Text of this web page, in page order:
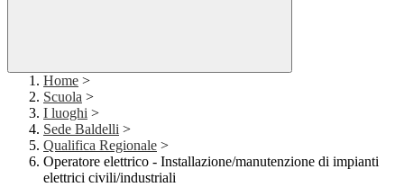
Home >
Scuola >
I luoghi >
Sede Baldelli >
Qualifica Regionale >
Operatore elettrico - Installazione/manutenzione di impianti
elettrici civili/industriali